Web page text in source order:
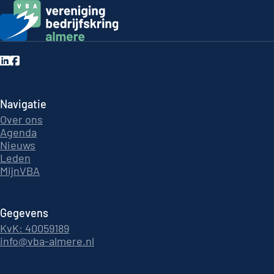
Navigatie
Over ons
Agenda
Nieuws
Leden
MijnVBA
Gegevens
KvK: 40059189
info@vba-almere.nl